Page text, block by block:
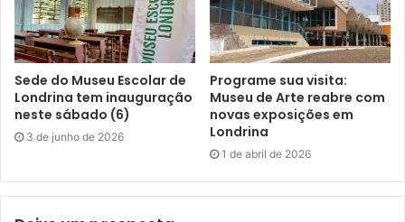
Foto: Emerson Dias
O secretário municipal de Governo, Alex Canzinani,
representando o prefeito Marcelo Belinati, falou, durante a
apresentação do projeto, sobre o potencial da cidade em
viabilizar projetos, nas mais diversas áreas, por meio da
Sede do Museu Escolar de
Londrina tem inauguração
neste sábado (6)
3 de junho de 2026
Programe sua visita:
Museu de Arte reabre com
novas exposições em
Londrina
1 de abril de 2026